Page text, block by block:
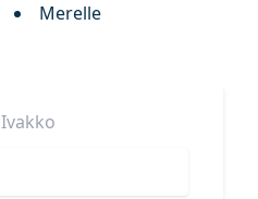
Merelle
Ivakko